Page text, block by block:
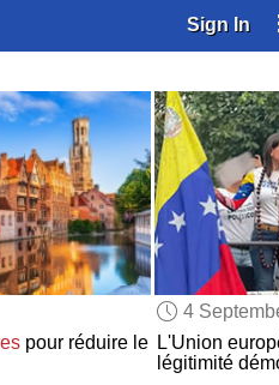
Sign In
pour réduire le
4
L'Union
légitimité